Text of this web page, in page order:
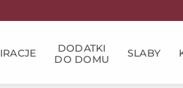
DODATKI
DO DOMU
SLABY